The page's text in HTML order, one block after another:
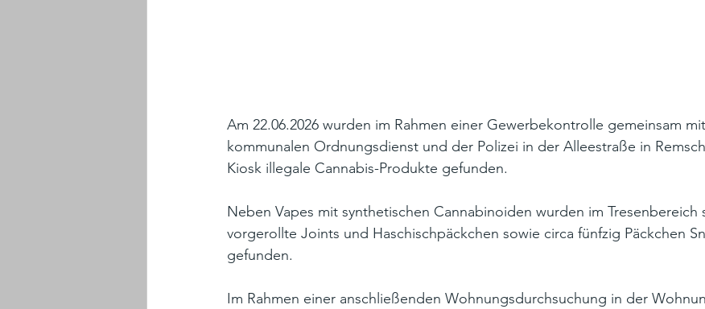
Am 22.06.2026 wurden im Rahmen einer Gewerbekontrolle gemeinsam
kommunalen Ordnungsdienst und der Polizei in der Alleestraße in
Kiosk illegale Cannabis-Produkte gefunden.
Neben Vapes mit synthetischen Cannabinoiden wurden im Tresenbereich
vorgerollte Joints und Haschischpäckchen sowie circa fünfzig Päckchen
gefunden.
Im Rahmen einer anschließenden Wohnungsdurchsuchung in der